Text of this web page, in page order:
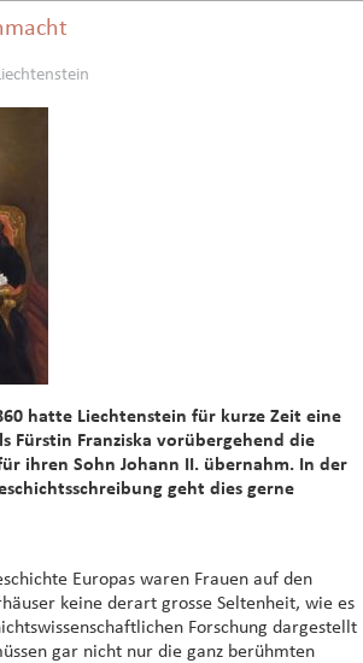
hatte Liechtenstein für kurze Zeit eine
Fürstin Franziska vorübergehend die
ihren Sohn Johann II. übernahm. In der
geht dies gerne
Europas waren Frauen auf den
keine derart grosse Seltenheit, wie es
Forschung dargestellt
gar nicht nur die ganz berühmten